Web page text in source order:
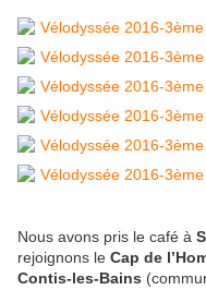
Nous avons pris le café à
rejoignons le Cap de
Contis-les-Bains